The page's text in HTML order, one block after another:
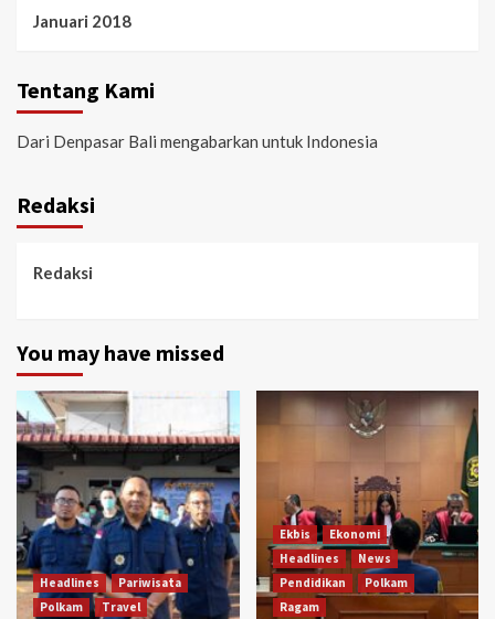
Januari 2018
Tentang Kami
Dari Denpasar Bali mengabarkan untuk Indonesia
Redaksi
Redaksi
You may have missed
Headlines
Pariwisata
Polkam
Travel
Ekbis
Ekonomi
Headlines
News
Pendidikan
Polkam
Ragam